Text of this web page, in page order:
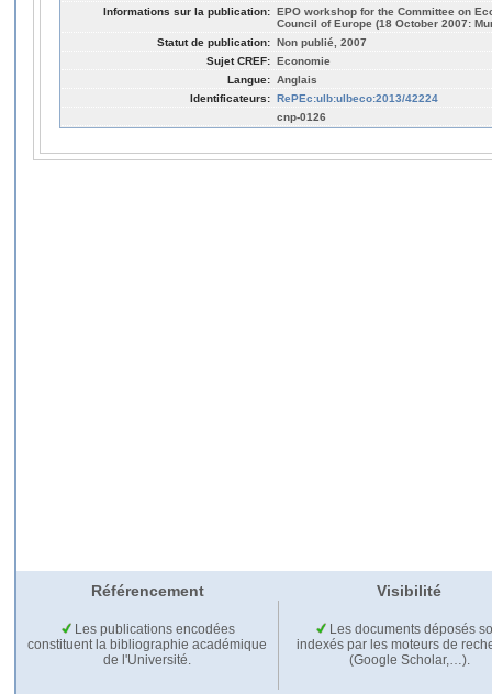
Informations sur la publication: EPO workshop for the Committee on
Council of Europe (18 October 2007:
Statut de publication: Non publié, 2007
Sujet CREF: Economie
Langue: Anglais
Identificateurs: RePEc:ulb:ulbeco:2013/42224
cnp-0126
Référencement Visibilité
Les publications encodées
constituent la bibliographie académique
de l'Université.
Les documents déposés
indexés par les moteurs de
(Google Scholar,…).